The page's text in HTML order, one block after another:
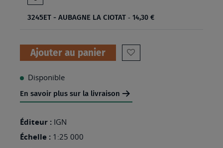
3245ET - AUBAGNE LA CIOTAT 14,30 €
Ajouter au panier
AJOUTER
LISTE
Disponible
En savoir plus sur la livraison
Éditeur : IGN
Échelle : 1:25 000